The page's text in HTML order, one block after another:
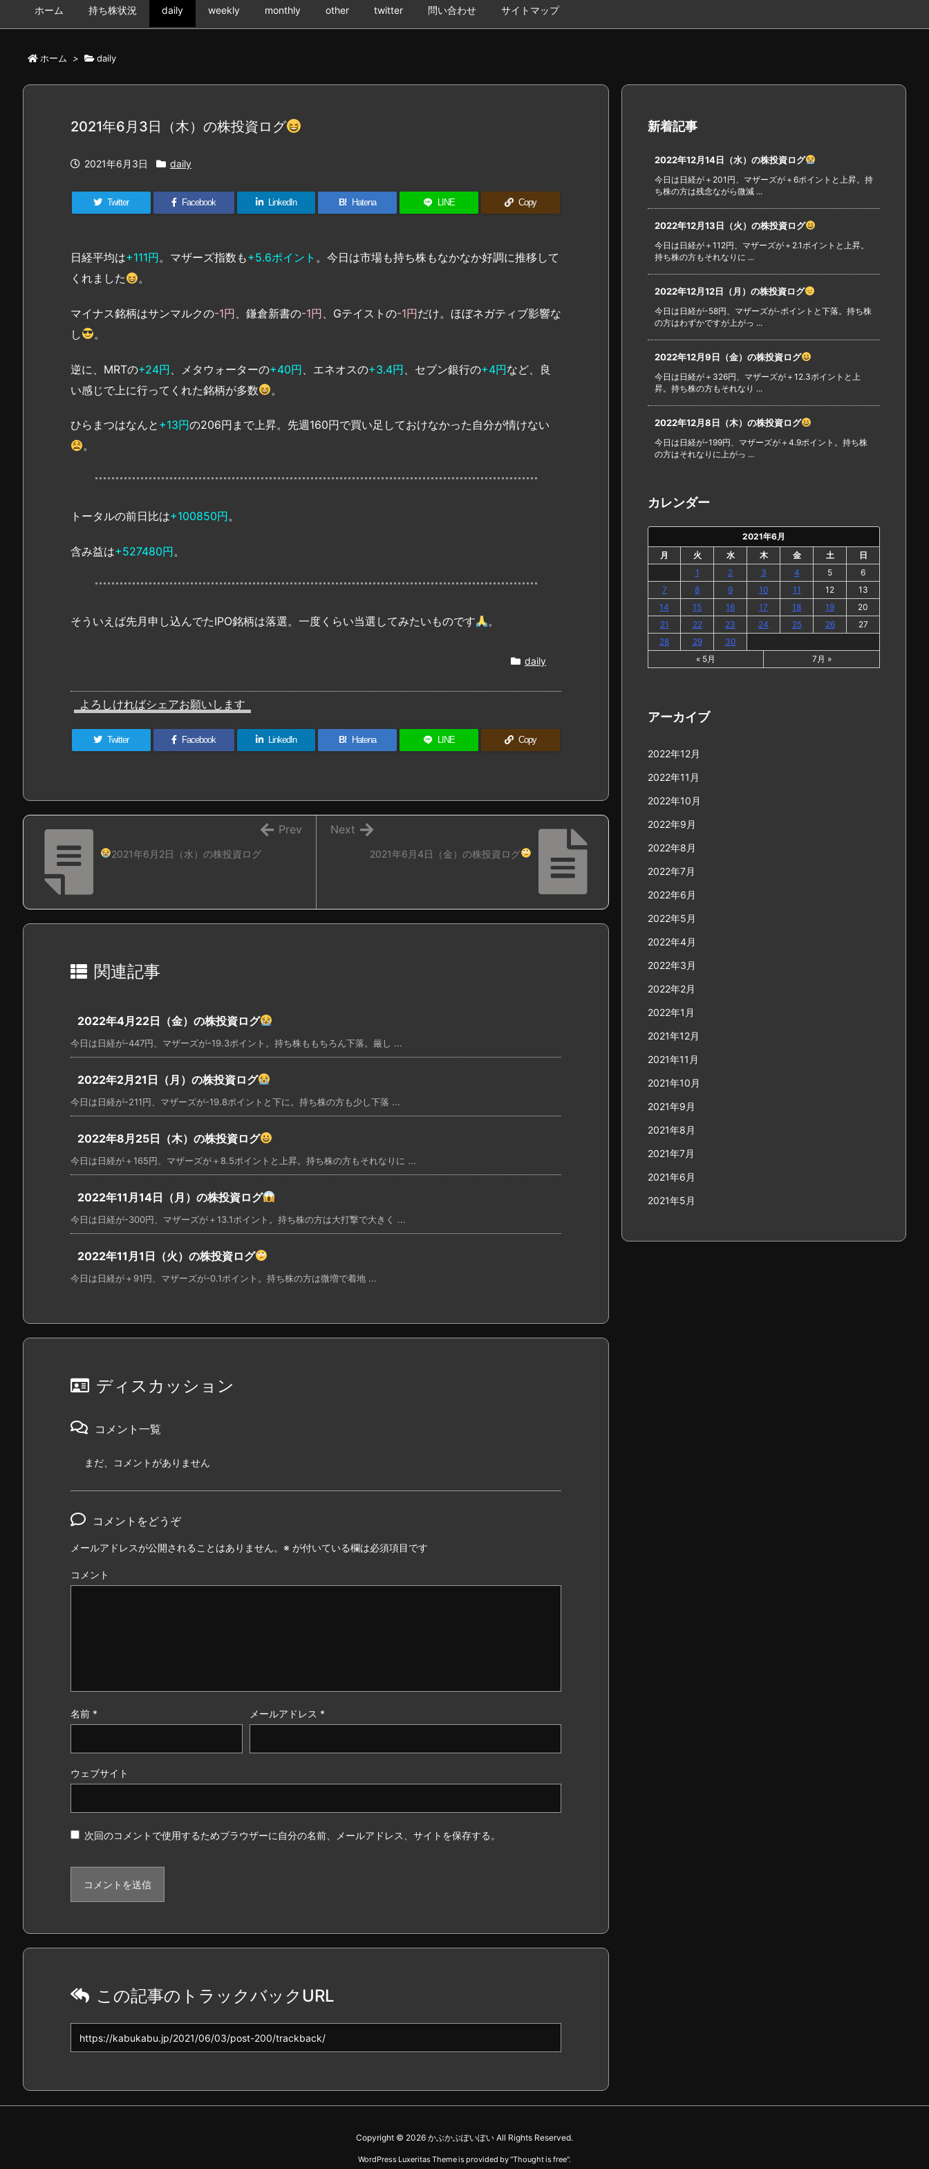
ホーム 持ち株状況 daily weekly monthly other twitter 問い合わせ サイトマップ
ホーム > daily
2021年6月3日（木）の株投資ログ
2021年6月3日 daily
Twitter Facebook LinkedIn B! Hatena LINE Copy
日経平均は+111円。マザーズ指数も+5.6ポイント 。今日は市場も持ち株もなかなか好調に推移して
くれました
。
マイナス銘柄はサンマルクの-1円 、鎌倉新書の-1円 、Gテイストの-1円だけ。ほぼネガティブ影響な
し
。
逆に、MRTの+24円 、メタウォーターの+40円 、エネオスの+3.4円 、セブン銀行の+4円など、良
い感じで上に行ってくれた銘柄が多数
。
ひらまつはなんと +13円の206円まで上昇。先週160円で買い足しておけなかった自分が情けない
。
トータルの前日比は+100850円。
含み益は+527480円。
そういえば先月申し込んでたIPO銘柄は落選。一度くらい当選してみたいものです 。
daily
よろしければシェアお願いします
Twitter Facebook LinkedIn B! Hatena LINE Copy
2021年6月4日（金）の株投資ログ
Next
2021年6月2日（水）の株投資ログ
Prev
関連記事
2022年4月22日（金）の株投資ログ
今日は日経が-447円、マザーズが-19.3ポイント。持ち株ももちろん下落。厳し ...
2022年2月21日（月）の株投資ログ
今日は日経が-211円、マザーズが-19.8ポイントと下に。持ち株の方も少し下落 ...
2022年8月25日（木）の株投資ログ
今日は日経が＋165円、マザーズが＋8.5ポイントと上昇。持ち株の方もそれなりに ...
2022年11月14日（月）の株投資ログ
今日は日経が-300円、マザーズが＋13.1ポイント。持ち株の方は大打撃で大きく ...
2022年11月1日（火）の株投資ログ
今日は日経が＋91円、マザーズが-0.1ポイント。持ち株の方は微増で着地 ...
ディスカッション
コメント一覧
まだ、コメントがありません
コメントをどうぞ
メールアドレスが公開されることはありません。 ※ が付いている欄は必須項目です
コメント
名前 * メールアドレス *
ウェブサイト
次回のコメントで使用するためブラウザーに自分の名前、メールアドレス、サイトを保存する。
この記事のトラックバックURL
新着記事
2022年12月14日（水）の株投資ログ
今日は日経が＋201円、マザーズが＋6ポイントと上昇。持
ち株の方は残念ながら微減 ...
2022年12月13日（火）の株投資ログ
今日は日経が＋112円、マザーズが＋2.1ポイントと上昇。
持ち株の方もそれなりに ...
2022年12月12日（月）の株投資ログ
今日は日経が-58円、マザーズが-ポイントと下落。持ち株
の方はわずかですが上がっ ...
2022年12月9日（金）の株投資ログ
今日は日経が＋326円、マザーズが＋12.3ポイントと上
昇。持ち株の方もそれなり ...
2022年12月8日（木）の株投資ログ
今日は日経が-199円、マザーズが＋4.9ポイント。持ち株
の方はそれなりに上がっ ...
カレンダー
2021年6月
月
火 水 木 金 土
日
1
2 3 4 5
6
7
8 9 10 11 12
13
14
15 16 17 18 19
20
21
22 23 24 25 26
27
28
29
30
« 5月
7月 »
アーカイブ
2022年12月
2022年11月
2022年10月
2022年9月
2022年8月
2022年7月
2022年6月
2022年5月
2022年4月
2022年3月
2022年2月
2022年1月
2021年12月
2021年11月
2021年10月
2021年9月
2021年8月
2021年7月
2021年6月
2021年5月
Copyright © 2026 かぶかぶぽいぽい All Rights Reserved.
WordPress Luxeritas Theme is provided by "Thought is free".